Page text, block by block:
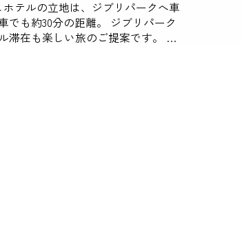
ホテルの立地は、ジブリパークへ車
でも約30分の距離。 ジブリパーク
滞在も楽しい旅のご提案です。 ジ